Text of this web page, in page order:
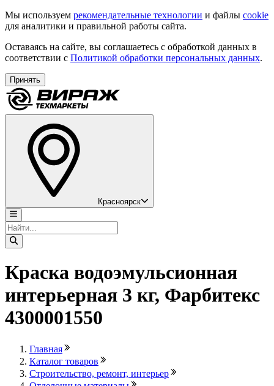
Мы используем рекомендательные технологии и файлы cookie
для аналитики и правильной работы сайта.
Оставаясь на сайте, вы соглашаетесь с обработкой данных в
соответствии с Политикой обработки персональных данных.
Принять
Красноярск
Краска водоэмульсионная
интерьерная 3 кг, Фарбитекс
4300001550
Главная
Каталог товаров
Строительство, ремонт, интерьер